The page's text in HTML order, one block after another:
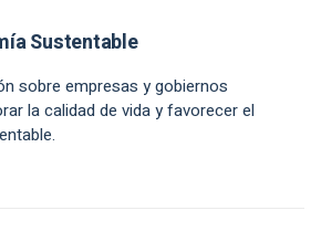
Sustentable
sobre empresas y gobiernos
la calidad de vida y favorecer el